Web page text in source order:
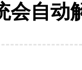
会自动